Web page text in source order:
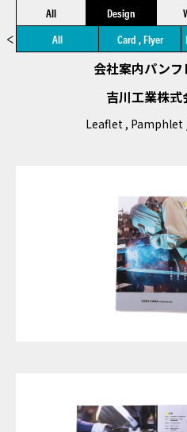
All
Design
All
Card , Flyer
会社案内パンフ
吉川工業株式
Leaflet , Pamphlet